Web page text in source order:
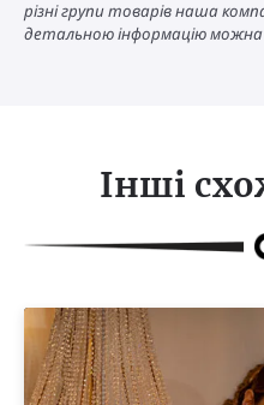
різні групи товарів наша
детальною інформацію
Інші